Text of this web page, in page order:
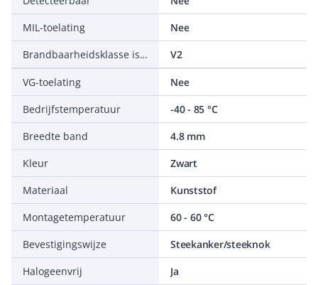
MIL-toelating
Nee
Brandbaarheidsklasse isolatiemateriaal conform UL 94
V2
VG-toelating
Nee
Bedrijfstemperatuur
-40 - 85 °C
Breedte band
4.8 mm
Kleur
Zwart
Materiaal
Kunststof
Montagetemperatuur
60 - 60 °C
Bevestigingswijze
Steekanker/steeknok
Halogeenvrij
Ja